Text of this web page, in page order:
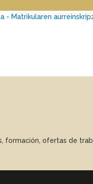
- Matrikularen
formación, ofertas de